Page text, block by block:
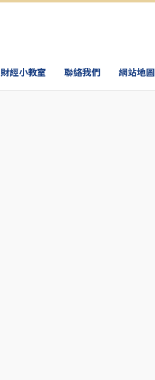
財經小教室 聯絡我們 網站地圖